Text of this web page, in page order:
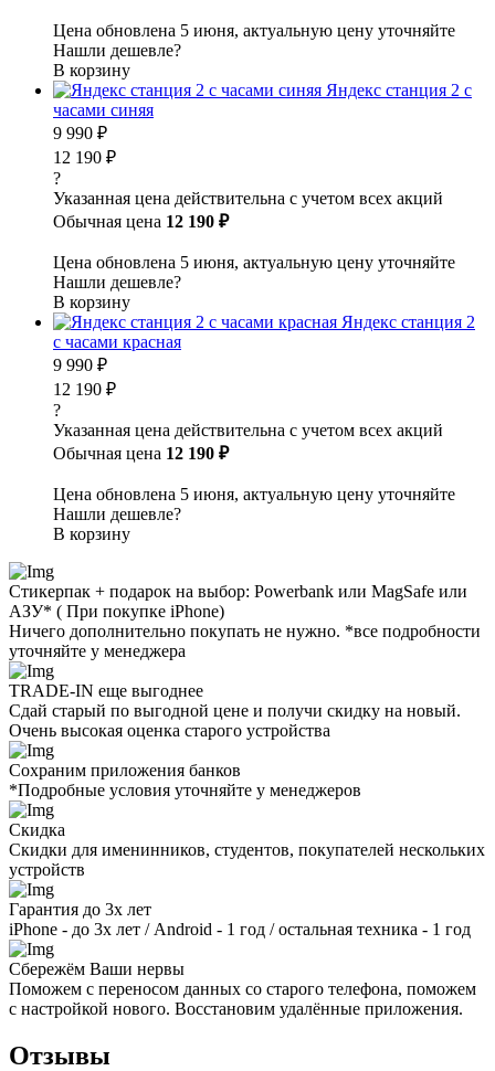
Цена обновлена 5 июня, актуальную цену уточняйте
Нашли дешевле?
В корзину
Яндекс станция 2 с
часами синяя
9 990 ₽
12 190 ₽
?
Указанная цена действительна с учетом всех акций
Обычная цена 12 190 ₽
Цена обновлена 5 июня, актуальную цену уточняйте
Нашли дешевле?
В корзину
Яндекс станция 2
с часами красная
9 990 ₽
12 190 ₽
?
Указанная цена действительна с учетом всех акций
Обычная цена 12 190 ₽
Цена обновлена 5 июня, актуальную цену уточняйте
Нашли дешевле?
В корзину
Стикерпак + подарок на выбор: Powerbank или MagSafe или
AЗУ* ( При покупке iPhone)
Ничего дополнительно покупать не нужно. *все подробности
уточняйте у менеджера
TRADE-IN еще выгоднее
Сдай старый по выгодной цене и получи скидку на новый.
Очень высокая оценка старого устройства
Сохраним приложения банков
*Подробные условия уточняйте у менеджеров
Скидка
Скидки для именинников, студентов, покупателей нескольких
устройств
Гарантия до 3х лет
iPhone - до 3х лет / Android - 1 год / остальная техника - 1 год
Сбережём Ваши нервы
Поможем с переносом данных со старого телефона, поможем
с настройкой нового. Восстановим удалённые приложения.
Отзывы